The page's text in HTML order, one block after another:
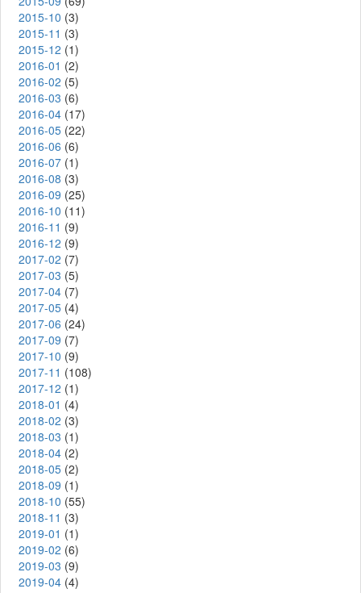
2015-10 (3)
2015-11 (3)
2015-12 (1)
2016-01 (2)
2016-02 (5)
2016-03 (6)
2016-04 (17)
2016-05 (22)
2016-06 (6)
2016-07 (1)
2016-08 (3)
2016-09 (25)
2016-10 (11)
2016-11 (9)
2016-12 (9)
2017-02 (7)
2017-03 (5)
2017-04 (7)
2017-05 (4)
2017-06 (24)
2017-09 (7)
2017-10 (9)
2017-11 (108)
2017-12 (1)
2018-01 (4)
2018-02 (3)
2018-03 (1)
2018-04 (2)
2018-05 (2)
2018-09 (1)
2018-10 (55)
2018-11 (3)
2019-01 (1)
2019-02 (6)
2019-03 (9)
2019-04 (4)